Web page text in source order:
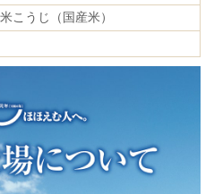
こうじ（国産米）